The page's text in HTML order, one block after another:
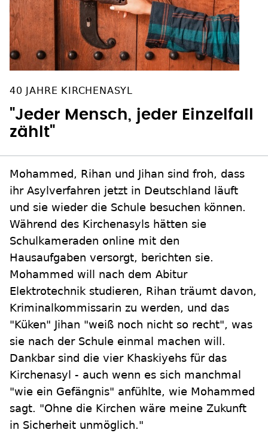
40 JAHRE KIRCHENASYL
"Jeder Mensch, jeder Einzelfall
zählt"
Mohammed, Rihan und Jihan sind froh, dass
ihr Asylverfahren jetzt in Deutschland läuft
und sie wieder die Schule besuchen können.
Während des Kirchenasyls hätten sie
Schulkameraden online mit den
Hausaufgaben versorgt, berichten sie.
Mohammed will nach dem Abitur
Elektrotechnik studieren, Rihan träumt davon,
Kriminalkommissarin zu werden, und das
"Küken" Jihan "weiß noch nicht so recht", was
sie nach der Schule einmal machen will.
Dankbar sind die vier Khaskiyehs für das
Kirchenasyl - auch wenn es sich manchmal
"wie ein Gefängnis" anfühlte, wie Mohammed
sagt. "Ohne die Kirchen wäre meine Zukunft
in Sicherheit unmöglich."